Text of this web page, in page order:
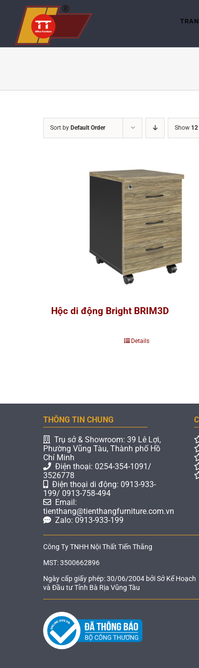
content
Sort by Default Order Show
Hộc di động Bright BRIM3D
Details
THÔNG TIN CHUNG
Trụ sở & Showroom: 39 Lê Lợi,
Phường Vũng Tàu, Thành phố Hồ
Chí Minh
Điện thoại: 0254-354-1091/
3526778
Điện thoại di động: 0913-933-
199/ 0913-758-494
Email:
tienthang@tienthangfurniture.com.vn
Zalo: 0913-933-199
Công Ty TNHH Nội Thất Tiến Thắng
MST: 3500662896
Ngày cấp giấy phép: 30/06/2004 bởi Sở Kế Hoạch
và Đầu tư Tỉnh Bà Rịa Vũng Tàu